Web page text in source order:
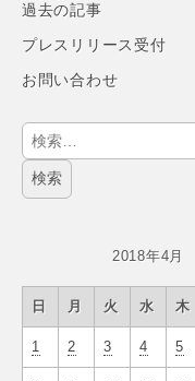
過去の記事
プレスリリース受付
お問い合わせ
検
索:
2018年4月
日 月 火 水 木
1 2 3 4 5